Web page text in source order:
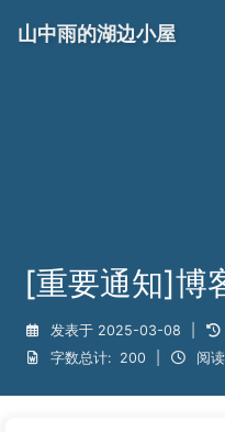
[重要通知]博
发表于 2025-03-08
字数总计:
200 阅
山中雨的湖边小屋